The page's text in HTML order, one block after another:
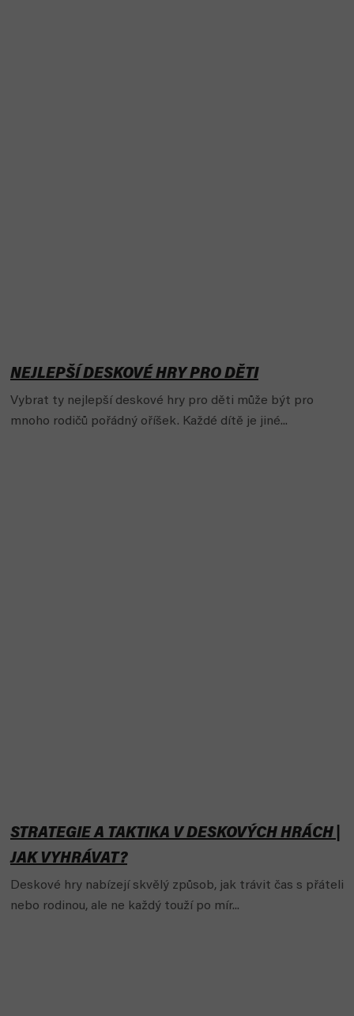
NEJLEPŠÍ DESKOVÉ HRY PRO DĚTI
Vybrat ty nejlepší deskové hry pro děti může být pro
mnoho rodičů pořádný oříšek. Každé dítě je jiné...
STRATEGIE A TAKTIKA V DESKOVÝCH HRÁCH |
JAK VYHRÁVAT?
Deskové hry nabízejí skvělý způsob, jak trávit čas s přáteli
nebo rodinou, ale ne každý touží po mír...